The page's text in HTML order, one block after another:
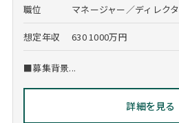
職位 マネージャー／ディレク
想定年収 630 1000万円
■募集背景...
詳細を見る